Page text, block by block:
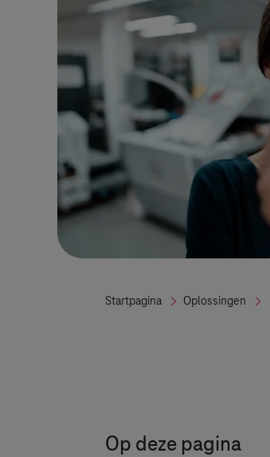
Startpagina Oplossingen
Op deze pagina